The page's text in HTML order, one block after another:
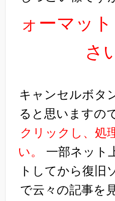
ォーマッ
さ
キャンセルボタ
ると思いますの
クリックし、処
い。
一部ネット
トしてから復旧
で云々の記事を